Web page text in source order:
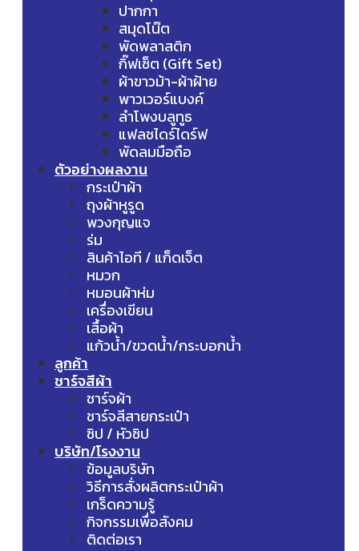
ปากกา
สมุดโน๊ต
พัดพลาสติก
กิ๊ฟเซ็ต (Gift Set)
ผ้าขาวม้า-ผ้าฝ้าย
พาวเวอร์แบงค์
ลำโพงบลูทูธ
แฟลชไดร์ไดร์ฟ
พัดลมมือถือ
ตัวอย่างผลงาน
กระเป๋าผ้า
ถุงผ้าหูรูด
พวงกุญแจ
ร่ม
สินค้าไอที / แก็ดเจ็ต
หมวก
หมอนผ้าห่ม
เครื่องเขียน
เสื้อผ้า
แก้วน้ำ/ขวดน้ำ/กระบอกน้ำ
ลูกค้า
ชาร์จสีผ้า
ชาร์จผ้า
ชาร์จสีสายกระเป๋า
ซิป / หัวซิป
บริษัท/โรงงาน
ข้อมูลบริษัท
วิธีการสั่งผลิตกระเป๋าผ้า
เกร็ดความรู้
กิจกรรมเพื่อสังคม
ติดต่อเรา